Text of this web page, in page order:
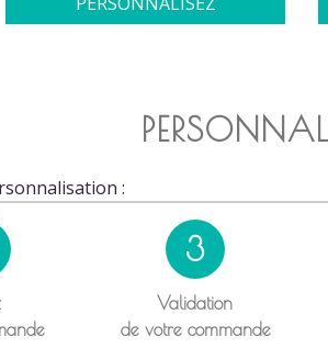
:
3
Validation
de votre commande